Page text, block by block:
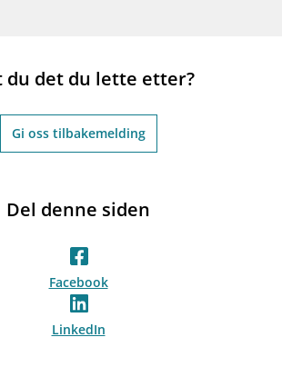
du det du lette etter?
Gi oss tilbakemelding
Del denne siden
Facebook
LinkedIn